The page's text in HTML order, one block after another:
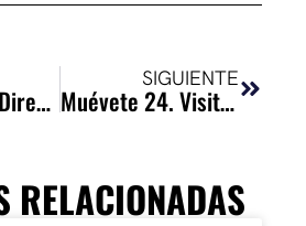
Muestras de Dirección Escénica
SIGUIENTE
Muévete 24. Visita de profesorado de varios centros de Educación Secundaria
RELACIONADAS